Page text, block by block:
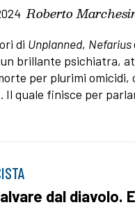
Roberto
di Unplanned, Nefarius
brillante psichiatra,
per plurimi omicidi,
Il quale finisce per
dal diavolo.